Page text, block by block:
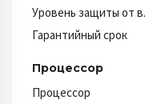
Уровень защиты от
Гарантийный срок
Процессор
Процессор